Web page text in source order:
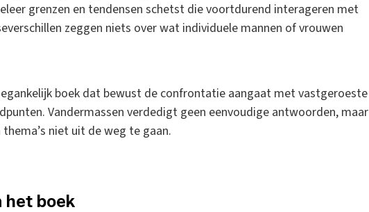
grenzen en tendensen schetst die voortdurend interageren met
zeggen niets over wat individuele mannen of vrouwen
boek dat bewust de confrontatie aangaat met vastgeroeste
Vandermassen verdedigt geen eenvoudige antwoorden, maar
niet uit de weg te gaan.
het boek